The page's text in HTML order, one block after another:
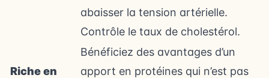
abaisser la tension artérielle.
Contrôle le taux de cholestérol.
Riche en
Bénéficiez des avantages d’un
apport en protéines qui n’est pas